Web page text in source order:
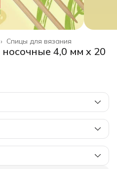
Спицы для вязания
›
4,0 мм x 20